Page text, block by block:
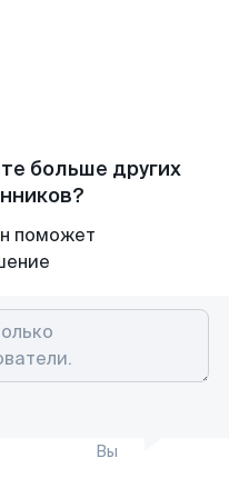
больше других
поможет
Вы